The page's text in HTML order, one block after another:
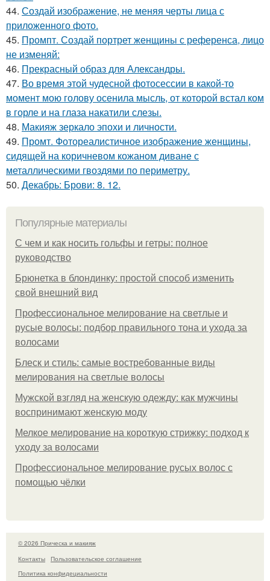
44. Создай изображение, не меняя черты лица с
приложенного фото.
45. Промпт. Создай портрет женщины с референса, лицо
не изменяй:
46. Прекрасный образ для Александры.
47. Во время этой чудесной фотосессии в какой-то
момент мою голову осенила мысль, от которой встал ком
в горле и на глаза накатили слезы.
48. Макияж зеркало эпохи и личности.
49. Промт. Фотореалистичное изображение женщины,
сидящей на коричневом кожаном диване с
металлическими гвоздями по периметру.
50. Декабрь: Брови: 8. 12.
Популярные материалы
С чем и как носить гольфы и гетры: полное
руководство
Брюнетка в блондинку: простой способ изменить
свой внешний вид
Профессиональное мелирование на светлые и
русые волосы: подбор правильного тона и ухода за
волосами
Блеск и стиль: самые востребованные виды
мелирования на светлые волосы
Мужской взгляд на женскую одежду: как мужчины
воспринимают женскую моду
Мелкое мелирование на короткую стрижку: подход к
уходу за волосами
Профессиональное мелирование русых волос с
помощью чёлки
© 2026 Прическа и макияж
Контакты
Пользовательское соглашение
Политика конфидециальности